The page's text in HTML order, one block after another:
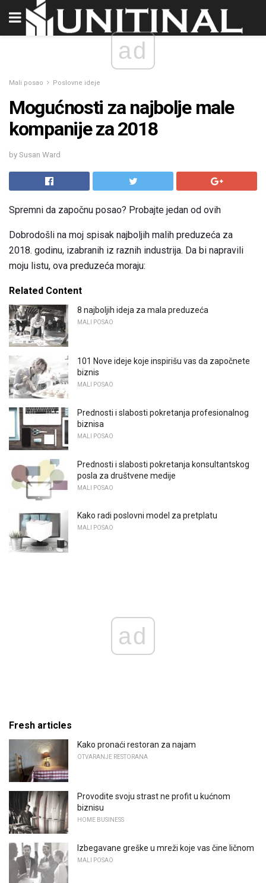
ad
Mali posao Poslovne ideje
Mogućnosti za najbolje male
kompanije za 2018
by Susan Ward
Spremni da započnu posao? Probajte jedan od ovih
Dobrodošli na moj spisak najboljih malih preduzeća za
2018. godinu, izabranih iz raznih industrija. Da bi napravili
moju listu, ova preduzeća moraju:
Related Content
8 najboljih ideja za mala preduzeća
MALI POSAO
101 Nove ideje koje inspirišu vas da započnete
biznis
MALI POSAO
Prednosti i slabosti pokretanja profesionalnog
biznisa
MALI POSAO
Prednosti i slabosti pokretanja konsultantskog
posla za društvene medije
MALI POSAO
Kako radi poslovni model za pretplatu
MALI POSAO
ad
Fresh articles
Kako pronaći restoran za najam
OTVARANJE RESTORANA
Provodite svoju strast ne profit u kućnom
biznisu
HOME BUSINESS
Izbegavane greške u mreži koje vas čine ličnom
MALI POSAO